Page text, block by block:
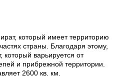
Le Meridien Jumeria 5*
Le Meridien Dubai 5*
Le Meridian Mina Seyahi 5*
который имеет территорию
страны. Благодаря этому,
варьируется от
и прибрежной территории.
2600 кв. км.